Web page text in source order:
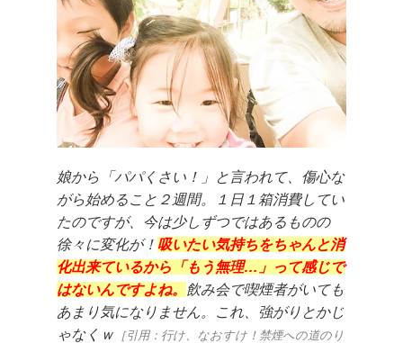
娘から「パパくさい！」と言われて、傷心な
がら始めること２週間。１日１箱消費してい
たのですが、今は少しずつではあるものの
徐々に変化が！ 吸いたい気持ちをちゃんと消
化出来ているから「もう無理…」って感じで
はないんですよね。
飲み会で喫煙者がいても
あまり気になりません。これ、強がりとかじ
ゃなくｗ ［引用：行け、なおすけ！禁煙への道のり